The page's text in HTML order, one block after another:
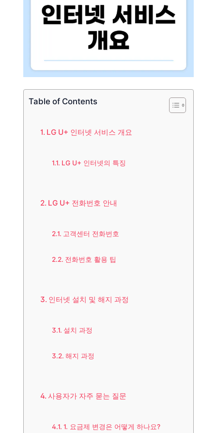
Table of Contents
LG U+ 인터넷 서비스 개요
LG U+ 인터넷의 특징
LG U+ 전화번호 안내
고객센터 전화번호
전화번호 활용 팁
인터넷 설치 및 해지 과정
설치 과정
해지 과정
사용자가 자주 묻는 질문
1. 요금제 변경은 어떻게 하나요?